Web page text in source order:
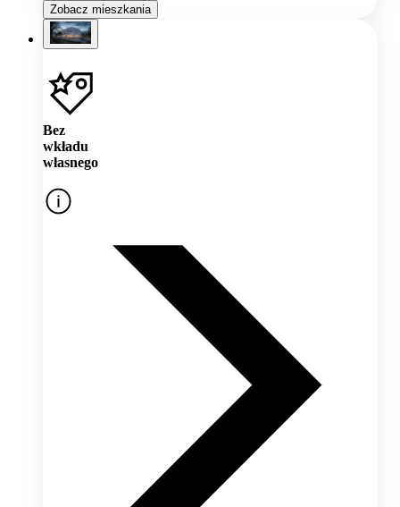
Zobacz mieszkania
Bez
wkładu
własnego